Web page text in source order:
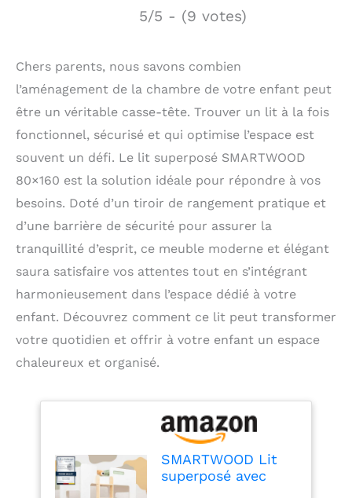
5/5 - (9 votes)
Chers parents, nous savons combien
l’aménagement de la chambre de votre enfant peut
être un véritable casse-tête. Trouver un lit à la fois
fonctionnel, sécurisé et qui optimise l’espace est
souvent un défi. Le lit superposé SMARTWOOD
80×160 est la solution idéale pour répondre à vos
besoins. Doté d’un tiroir de rangement pratique et
d’une barrière de sécurité pour assurer la
tranquillité d’esprit, ce meuble moderne et élégant
saura satisfaire vos attentes tout en s’intégrant
harmonieusement dans l’espace dédié à votre
enfant. Découvrez comment ce lit peut transformer
votre quotidien et offrir à votre enfant un espace
chaleureux et organisé.
SMARTWOOD Lit
superposé avec